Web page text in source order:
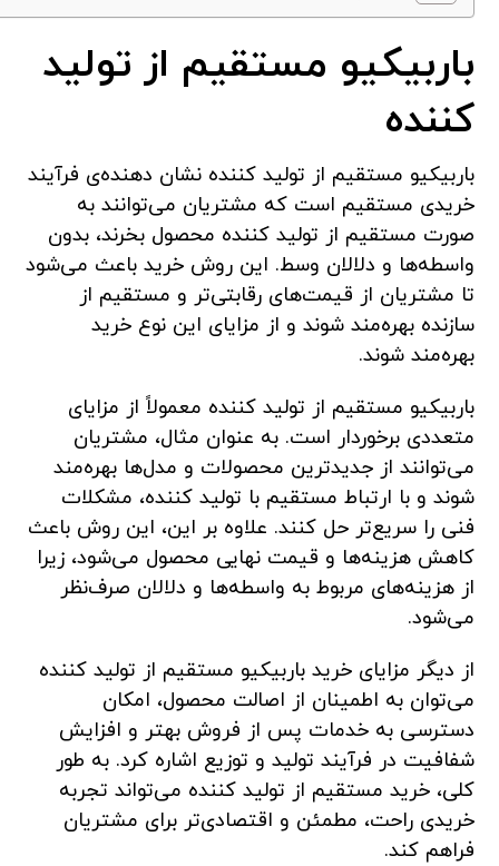
باربیکیو مستقیم از تولید
کننده
باربیکیو مستقیم از تولید کننده نشان دهنده‌ی فرآیند
خریدی مستقیم است که مشتریان می‌توانند به
صورت مستقیم از تولید کننده محصول بخرند، بدون
واسطه‌ها و دلالان وسط. این روش خرید باعث می‌شود
تا مشتریان از قیمت‌های رقابتی‌تر و مستقیم از
سازنده بهره‌مند شوند و از مزایای این نوع خرید
بهره‌مند شوند.
باربیکیو مستقیم از تولید کننده معمولاً از مزایای
متعددی برخوردار است. به عنوان مثال، مشتریان
می‌توانند از جدیدترین محصولات و مدل‌ها بهره‌مند
شوند و با ارتباط مستقیم با تولید کننده، مشکلات
فنی را سریع‌تر حل کنند. علاوه بر این، این روش باعث
کاهش هزینه‌ها و قیمت نهایی محصول می‌شود، زیرا
از هزینه‌های مربوط به واسطه‌ها و دلالان صرف‌نظر
می‌شود.
از دیگر مزایای خرید باربیکیو مستقیم از تولید کننده
می‌توان به اطمینان از اصالت محصول، امکان
دسترسی به خدمات پس از فروش بهتر و افزایش
شفافیت در فرآیند تولید و توزیع اشاره کرد. به طور
کلی، خرید مستقیم از تولید کننده می‌تواند تجربه
خریدی راحت، مطمئن و اقتصادی‌تر برای مشتریان
فراهم کند.